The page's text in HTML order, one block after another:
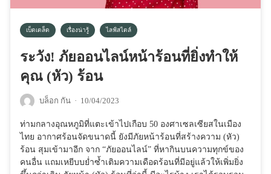
เบ็ดเตล็ด เรื่องน่ารู้ ไลฟ์สไตล์
ระวัง! ภัยออนไลน์หน้าร้อนที่ยิ่งทำให้
คุณ (หัว) ร้อน
บล็อก กัน · 10/04/2023
ท่ามกลางอุณหภูมิที่แตะเข้าไปเกือบ 50 องศาเซลเซียสในเมือง
ไทย อากาศร้อนจัดขนาดนี้ ยังมีภัยหน้าร้อนที่สร้างความ (หัว)
ร้อน สุมเข้ามาอีก จาก “ภัยออนไลน์” ที่หากินบนความทุกข์ของ
คนอื่น แถมเหยีบบย่ำซ้ำเติมความเดือดร้อนที่มีอยู่แล้วให้เพิ่มยิ่ง